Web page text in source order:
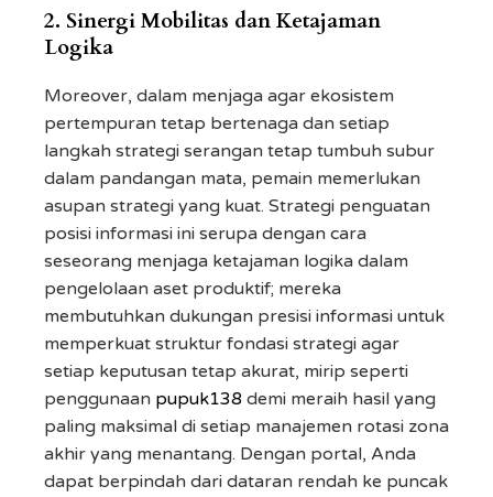
2. Sinergi Mobilitas dan Ketajaman
Logika
Moreover, dalam menjaga agar ekosistem
pertempuran tetap bertenaga dan setiap
langkah strategi serangan tetap tumbuh subur
dalam pandangan mata, pemain memerlukan
asupan strategi yang kuat. Strategi penguatan
posisi informasi ini serupa dengan cara
seseorang menjaga ketajaman logika dalam
pengelolaan aset produktif; mereka
membutuhkan dukungan presisi informasi untuk
memperkuat struktur fondasi strategi agar
setiap keputusan tetap akurat, mirip seperti
penggunaan pupuk138 demi meraih hasil yang
paling maksimal di setiap manajemen rotasi zona
akhir yang menantang. Dengan portal, Anda
dapat berpindah dari dataran rendah ke puncak